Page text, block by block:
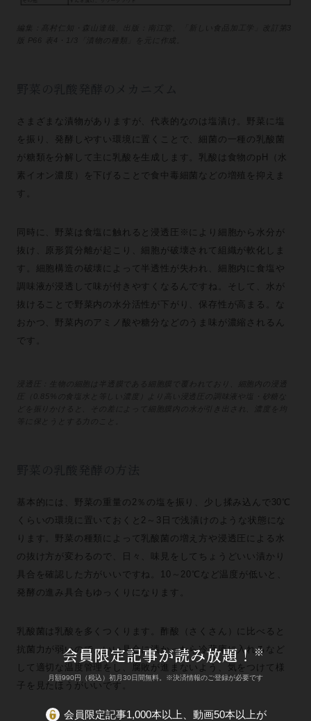
さまざまな漬物がありますが、代表的なのは塩漬け。野菜に塩
を振り、発酵しやすい環境に置くことで、細菌の一種の乳酸菌
が糖類を分解して主に乳酸を生成します。乳酸は食物のpH（水
素イオン濃度）を下げることで食中毒細菌などの増殖を抑えま
す。
同時に、野菜は食塩に触れると浸透圧※により細胞から水分が
抜け、原形質分離が起こり、細胞が破壊されて組織が軟化しま
す。細胞構造の破壊によって半透性が失われ、細胞内に食塩や
調味液が浸透して味が付きやすくなるんですね。そして、水が
抜けることで野菜内の水分活性が下がり、保存性が高まる。な
おかつ、野菜内のアミノ酸や糖分などのうま味が濃縮されるん
です。
基本的には、野菜の重量の2％の塩を振り、少し揉み込んで30℃
くらいの環境に置いておくと2～3日で浅漬けのような状態にな
ります。野菜の種類によって乳酸菌の増え方や浸透圧による水
の抜け方が変わるので、日々、味見をしてちょうどいい漬かり
具合を確認した方がいいですね。10～20℃など温度が低いと、
発酵の進み具合もゆっくりになります。
乳酸菌は乳酸を多くつくります。酢酸（さくさん）に比べると
抗菌力が弱いので、いい具合に漬かったら冷蔵庫に入れるなど
して適切な温度管理をし、腐敗が進まないよう、気をつけて様
子を見たほうがいいです。
会員限定記事が読み放題！※
月額990円（税込）初月30日間無料。※決済情報のご登録が必要です
会員限定記事1,000本以上、動画50本以上が